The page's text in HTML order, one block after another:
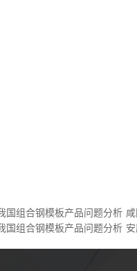
国组合钢模板产品问题分析
国组合钢模板产品问题分析